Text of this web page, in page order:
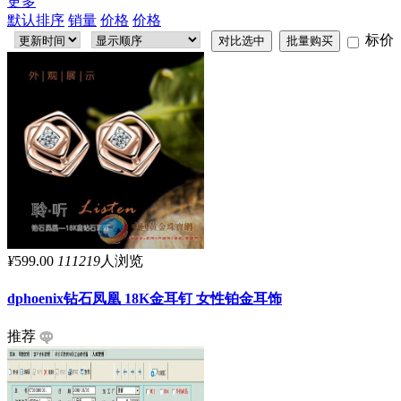
默认排序 销量 价格 价格
标价
¥599.00 111219人浏览
dphoenix钻石凤凰 18K金耳钉 女性铂金耳饰
推荐